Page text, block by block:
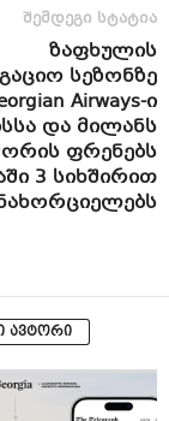
შემდეგი სტატია
ზაფხულის
სეზონზე
Airways-ი
და მილანს
ფრენებს
3 სიხშირით
ავტორი